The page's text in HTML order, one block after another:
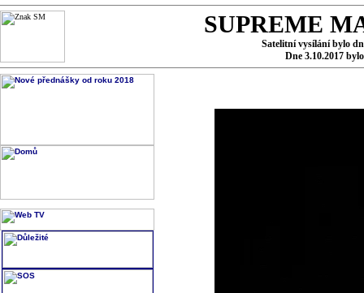
SUPREME
Satelitní vysílání bylo
Dne 3.10.2017